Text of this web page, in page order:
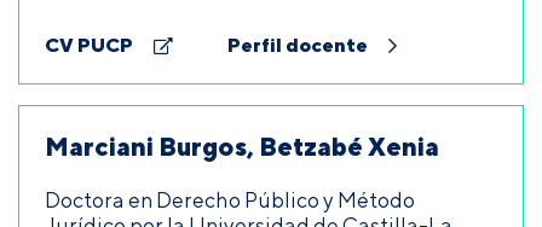
CV PUCP Perfil docente
Marciani Burgos, Betzabé Xenia
Doctora en Derecho Público y Método